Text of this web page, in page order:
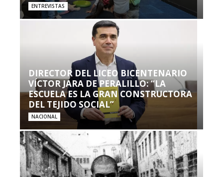
ENTREVISTAS
DIRECTOR DEL LICEO BICENTENARIO
VÍCTOR JARA DE PERALILLO: “LA
ESCUELA ES LA GRAN CONSTRUCTORA
DEL TEJIDO SOCIAL”
NACIONAL